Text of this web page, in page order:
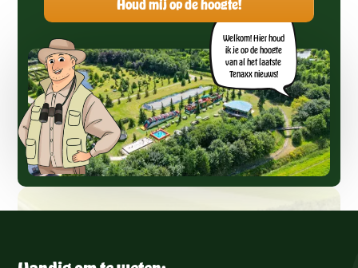
Welkom! Hier houd
ik je op de hoogte
van al het laatste
Tenaxx nieuws!